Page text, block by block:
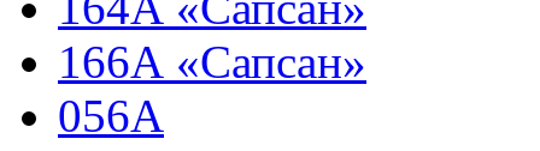
166А «Сапсан»
056А